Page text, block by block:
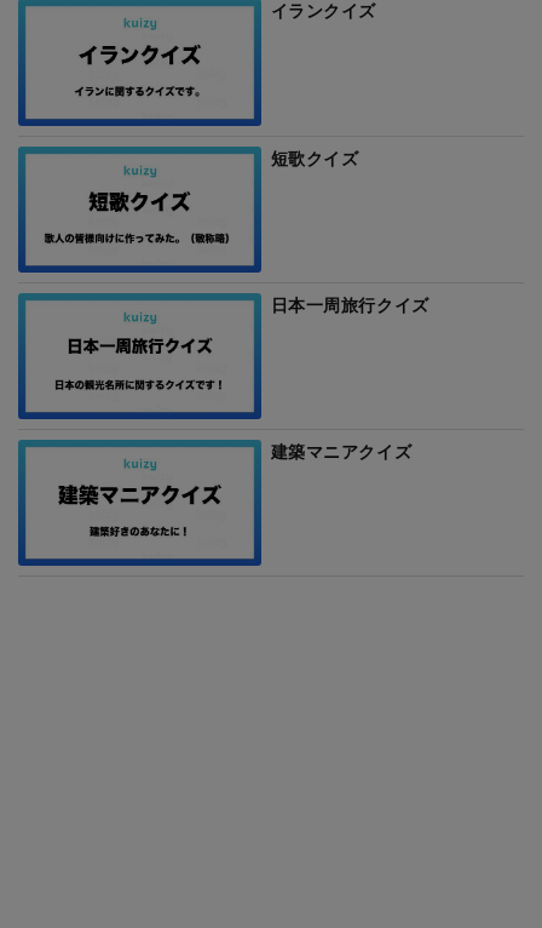
イランクイズ
短歌クイズ
日本一周旅行クイズ
建築マニアクイズ